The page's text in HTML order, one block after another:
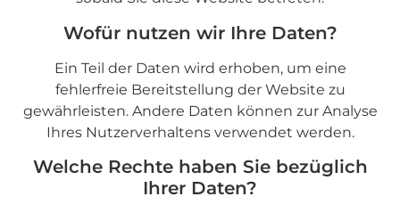
Wofür nutzen wir Ihre Daten?
Ein Teil der Daten wird erhoben, um eine
fehlerfreie Bereitstellung der Website zu
gewährleisten. Andere Daten können zur Analyse
Ihres Nutzerverhaltens verwendet werden.
Welche Rechte haben Sie bezüglich
Ihrer Daten?